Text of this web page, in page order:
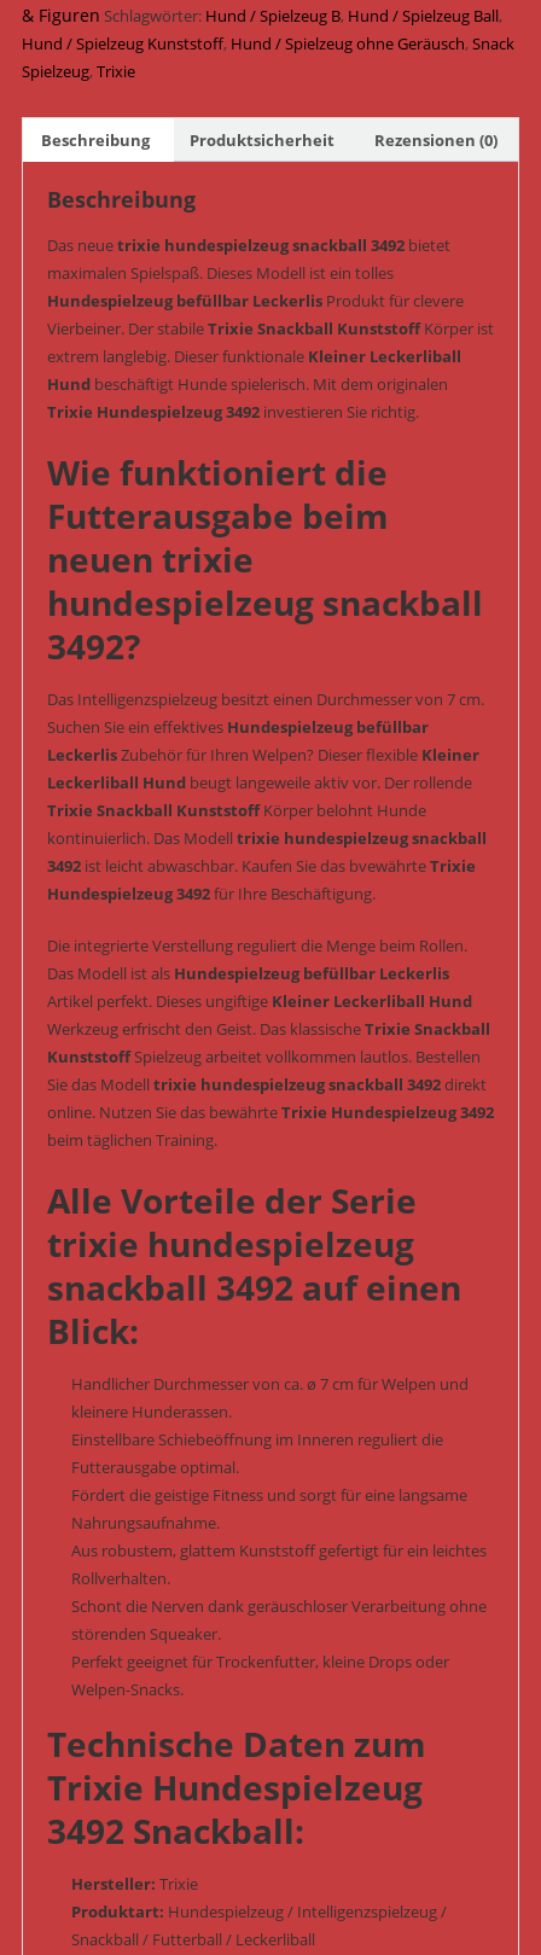
&
geräuschlos
ø
cm
(Art.-
3492)
& Figuren Schlagwörter: Hund / Spielzeug B, Hund / Spielzeug Ball,
Hund / Spielzeug Kunststoff, Hund / Spielzeug ohne Geräusch,Snack
Spielzeug,Trixie
Beschreibung Produktsicherheit Rezensionen (0)
Beschreibung
Das neuetrixie hundespielzeug snackball 3492bietet
maximalen Spielspaß. Dieses Modell ist ein tolles
Hundespielzeug befüllbar LeckerlisProdukt für clevere
Vierbeiner. Der stabileTrixie Snackball KunststoffKörper ist
extrem langlebig. Dieser funktionale Kleiner Leckerliball
Hundbeschäftigt Hunde spielerisch. Mit dem originalen
Trixie Hundespielzeug 3492investieren Sie richtig.
Wie funktioniert die
Futterausgabe beim
neuen trixie
hundespielzeug snackball
3492?
Das Intelligenzspielzeug besitzt einen Durchmesser von 7 cm.
Suchen Sie ein effektives Hundespielzeug befüllbar
LeckerlisZubehör für Ihren Welpen? Dieser flexible Kleiner
Leckerliball Hundbeugt langeweile aktiv vor. Der rollende
Trixie Snackball KunststoffKörper belohnt Hunde
kontinuierlich. Das Modelltrixie hundespielzeug snackball
3492ist leicht abwaschbar. Kaufen Sie das bvewährteTrixie
Hundespielzeug 3492für Ihre Beschäftigung.
Die integrierte Verstellung reguliert die Menge beim Rollen.
Das Modell ist als Hundespielzeug befüllbar Leckerlis
Artikel perfekt. Dieses ungiftige Kleiner Leckerliball Hund
Werkzeug erfrischt den Geist. Das klassischeTrixie Snackball
KunststoffSpielzeug arbeitet vollkommen lautlos. Bestellen
Sie das Modelltrixie hundespielzeug snackball 3492direkt
online. Nutzen Sie das bewährteTrixie Hundespielzeug 3492
beim täglichen Training.
Alle Vorteile der Serie
trixie hundespielzeug
snackball 3492 auf einen
Blick:
Handlicher Durchmesser von ca. ø 7 cm für Welpen und
kleinere Hunderassen.
Einstellbare Schiebeöffnung im Inneren reguliert die
Futterausgabe optimal.
Fördert die geistige Fitness und sorgt für eine langsame
Nahrungsaufnahme.
Aus robustem, glattem Kunststoff gefertigt für ein leichtes
Rollverhalten.
Schont die Nerven dank geräuschloser Verarbeitung ohne
störenden Squeaker.
Perfekt geeignet für Trockenfutter, kleine Drops oder
Welpen-Snacks.
Technische Daten zum
Trixie Hundespielzeug
3492 Snackball:
Hersteller: Trixie
Produktart: Hundespielzeug / Intelligenzspielzeug /
Snackball / Futterball / Leckerliball